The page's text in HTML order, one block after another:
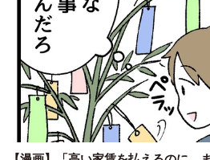
て生きてきた母親
った大切なこと【漫
海川 まこと
2026.08.06
「かわいいストーカ
ん坊な元保護猫 最
に「間違いなく犬」
梨木 香奈